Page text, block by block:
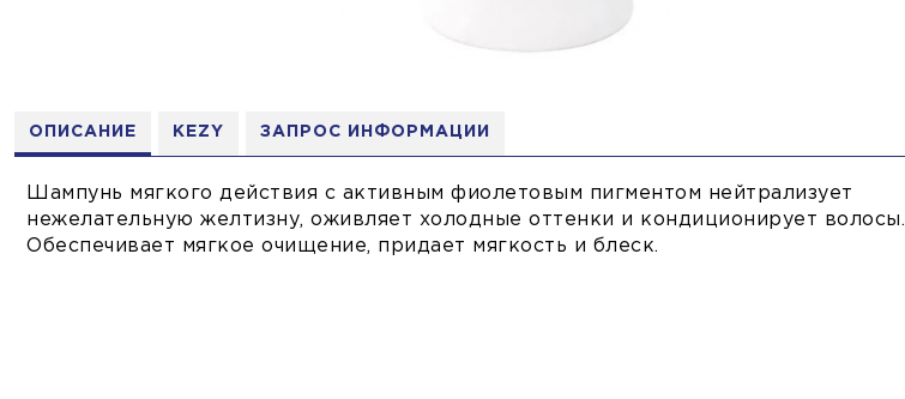
ОПИСАНИЕ KEZY ЗАПРОС ИНФОРМАЦИИ
Шампунь мягкого действия с активным фиолетовым пигментом нейтрализует
нежелательную желтизну, оживляет холодные оттенки и кондиционирует волосы.
Обеспечивает мягкое очищение, придает мягкость и блеск.